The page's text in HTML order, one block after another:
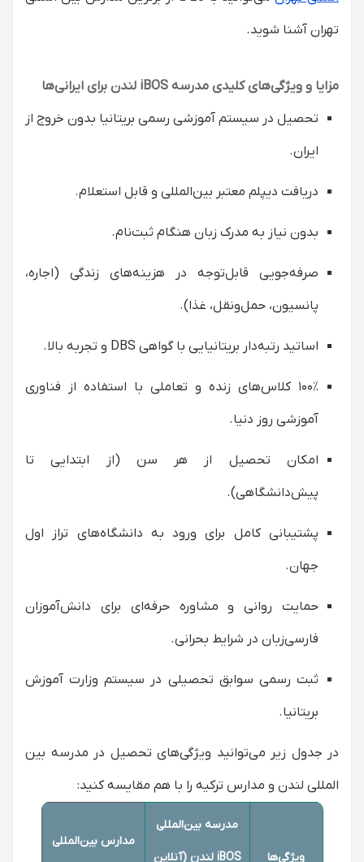
تهران آشنا شوید.
مزایا و ویژگی‌های کلیدی مدرسه iBOS لندن برای ایرانی‌ها
تحصیل در سیستم آموزشی رسمی بریتانیا بدون خروج از
ایران.
دریافت دیپلم معتبر بین‌المللی و قابل استعلام.
بدون نیاز به مدرک زبان هنگام ثبت‌نام.
صرفه‌جویی قابل‌توجه در هزینه‌های زندگی (اجاره،
پانسیون، حمل‌ونقل، غذا).
اساتید رتبه‌دار بریتانیایی با گواهی DBS و تجربه بالا.
۱۰۰٪ کلاس‌های زنده و تعاملی با استفاده از فناوری
آموزشی روز دنیا.
امکان تحصیل از هر سن (از ابتدایی تا
پیش‌دانشگاهی).
پشتیبانی کامل برای ورود به دانشگاه‌های تراز اول
جهان.
حمایت روانی و مشاوره حرفه‌ای برای دانش‌آموزان
فارسی‌زبان در شرایط بحرانی.
ثبت رسمی سوابق تحصیلی در سیستم وزارت آموزش
بریتانیا.
در جدول زیر می‌توانید ویژگی‌های تحصیل در مدرسه بین
المللی لندن و مدارس ترکیه را با هم مقایسه کنید:
ویژگی‌ها
مدرسه بین‌المللی
iBOS لندن (آنلاین
مدارس بین‌المللی